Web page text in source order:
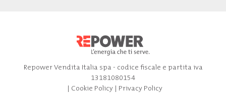
Repower Vendita Italia spa - codice fiscale e partita iva
13181080154
| Cookie Policy| Privacy Policy